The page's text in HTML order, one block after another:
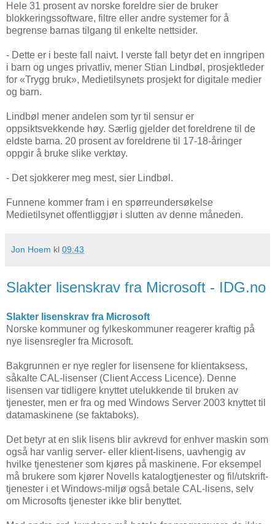
Hele 31 prosent av norske foreldre sier de bruker
blokkeringssoftware, filtre eller andre systemer for å
begrense barnas tilgang til enkelte nettsider.
- Dette er i beste fall naivt. I verste fall betyr det en inngripen
i barn og unges privatliv, mener Stian Lindbøl, prosjektleder
for «Trygg bruk», Medietilsynets prosjekt for digitale medier
og barn.
Lindbøl mener andelen som tyr til sensur er
oppsiktsvekkende høy. Særlig gjelder det foreldrene til de
eldste barna. 20 prosent av foreldrene til 17-18-åringer
oppgir å bruke slike verktøy.
- Det sjokkerer meg mest, sier Lindbøl.
Funnene kommer fram i en spørreundersøkelse
Medietilsynet offentliggjør i slutten av denne måneden.
Jon Hoem kl 09:43
Slakter lisenskrav fra Microsoft - IDG.no
Slakter lisenskrav fra Microsoft
Norske kommuner og fylkeskommuner reagerer kraftig på
nye lisensregler fra Microsoft.
Bakgrunnen er nye regler for lisensene for klientaksess,
såkalte CAL-lisenser (Client Access Licence). Denne
lisensen var tidligere knyttet utelukkende til bruken av
tjenester, men er fra og med Windows Server 2003 knyttet til
datamaskinene (se faktaboks).
Det betyr at en slik lisens blir avkrevd for enhver maskin som
også har vanlig server- eller klient-lisens, uavhengig av
hvilke tjenestener som kjøres på maskinene. For eksempel
må brukere som kjører Novells katalogtjenester og fil/utskrift-
tjenester i et Windows-miljø også betale CAL-lisens, selv
om Microsofts tjenester ikke blir benyttet.